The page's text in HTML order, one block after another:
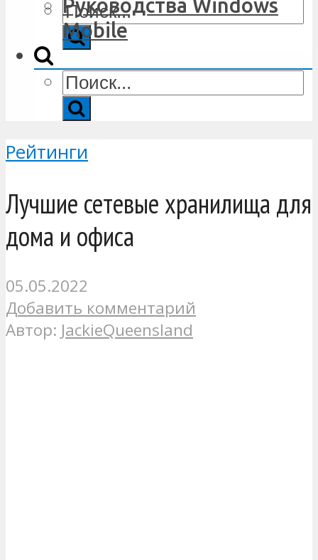
Руководства Windows
Mobile
Рейтинги
Лучшие сетевые хранилища для
дома и офиса
05.05.2022
Добавить комментарий
Автор: JackieQueensland